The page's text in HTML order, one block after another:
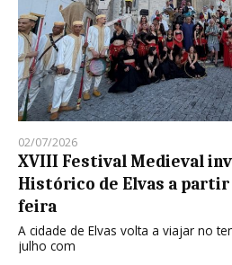
02/07/2026
XVIII Festival Medieval
Histórico de Elvas a
feira
A cidade de Elvas volta a viajar no
julho com